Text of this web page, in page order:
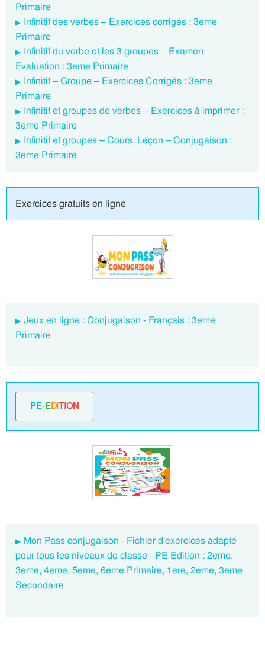
Primaire
Infinitif des verbes – Exercices corrigés : 3eme
Primaire
Infinitif du verbe et les 3 groupes – Examen
Evaluation : 3eme Primaire
Infinitif – Groupe – Exercices Corrigés : 3eme
Primaire
Infinitif et groupes de verbes – Exercices à imprimer :
3eme Primaire
Infinitif et groupes – Cours, Leçon – Conjugaison :
3eme Primaire
Exercices gratuits en ligne
Jeux en ligne : Conjugaison - Français : 3eme
Primaire
PE-EDITION
Mon Pass conjugaison - Fichier d'exercices adapté
pour tous les niveaux de classe - PE Edition : 2eme,
3eme, 4eme, 5eme, 6eme Primaire, 1ere, 2eme, 3eme
Secondaire